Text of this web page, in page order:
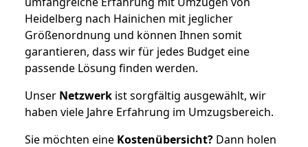
Heidelberg nach Hainichen mit jeglicher
Größenordnung und können Ihnen somit
garantieren, dass wir für jedes Budget eine
passende Lösung finden werden.
Unser Netzwerk ist sorgfältig ausgewählt, wir
haben viele Jahre Erfahrung im Umzugsbereich.
Sie möchten eine Kostenübersicht? Dann holen